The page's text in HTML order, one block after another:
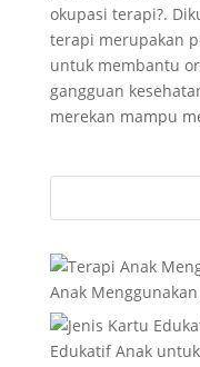
okupasi terapi?.
terapi merupakan
untuk membantu
gangguan
merekan mampu
Anak
Edukatif Anak